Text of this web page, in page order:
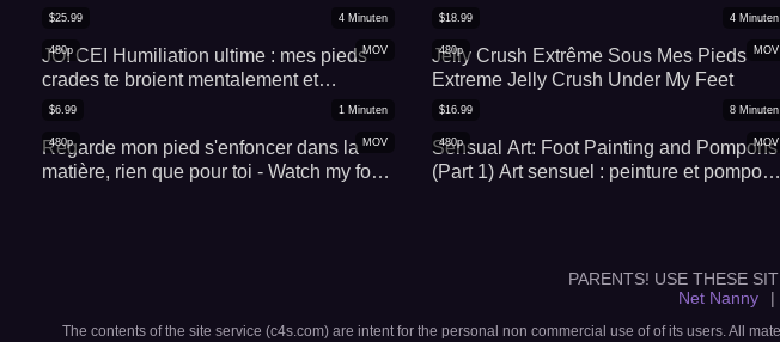
frustré
MOV
480p
$25.99 4 Minuten
JOI CEI Humiliation ultime : mes pieds
crades te broient mentalement et
t'obligent à avaler chaque goutte
MOV
480p
$18.99 4 Minuten
Jelly Crush Extrême Sous Mes Pieds
Extreme Jelly Crush Under My Feet
MOV
480p
$6.99 1 Minuten
Regarde mon pied s'enfoncer dans la
matière, rien que pour toi - Watch my foot
MOV
480p
$16.99 8 Minuten
Sensual Art: Foot Painting and Pompons
(Part 1) Art sensuel : peinture et pompons
PARENTS! USE THESE
Net Nanny
|
The contents of the site service (c4s.com) are intent for the personal non commercial use of of its users. All